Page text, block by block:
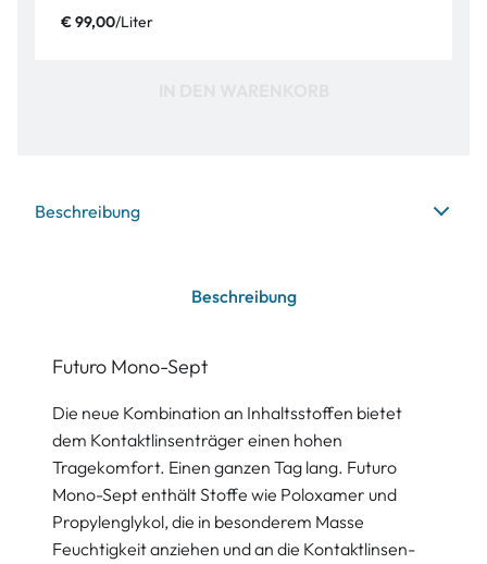
€ 99,00/Liter
Beschreibung
Beschreibung
Futuro Mono-Sept
Die neue Kombination an Inhaltsstoffen bietet
dem Kontaktlinsenträger einen hohen
Tragekomfort. Einen ganzen Tag lang. Futuro
Mono-Sept enthält Stoffe wie Poloxamer und
Propylenglykol, die in besonderem Masse
Feuchtigkeit anziehen und an die Kontaktlinsen-